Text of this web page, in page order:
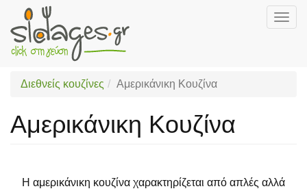
Skip
mainΔιεθνείς κουζίνες Αμερικάνικη Κουζίνα
Αμερικάνικη Κουζίνα
Η αμερικάνικη κουζίνα χαρακτηρίζεται από απλές αλλά